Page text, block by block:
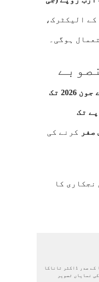
الیکٹرک،
ہوگی۔
آئی پی پیز کے ساتھ بقایا جات اور جرمانوں سے متعلق معاہدے جون 2026 تک
تک
کرنے کی
نجکاری کا